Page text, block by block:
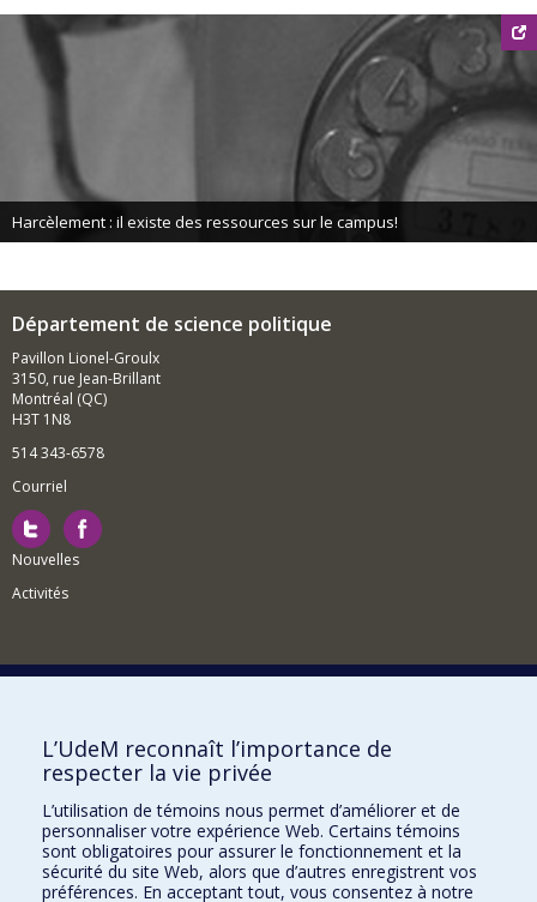
Harcèlement : il existe des ressources sur le campus!
Département de science politique
Pavillon Lionel-Groulx
3150, rue Jean-Brillant
Montréal (QC)
H3T 1N8
514 343-6578
Courriel
Nouvelles
Activités
Comment soutenir le Département?
BESOIN D'AIDE?
Plan du site
Signaler une erreur
Accessibilité
L’UdeM reconnaît l’importance de
respecter la vie privée
L’utilisation de témoins nous permet d’améliorer et de
personnaliser votre expérience Web. Certains témoins
sont obligatoires pour assurer le fonctionnement et la
sécurité du site Web, alors que d’autres enregistrent vos
préférences. En acceptant tout, vous consentez à notre